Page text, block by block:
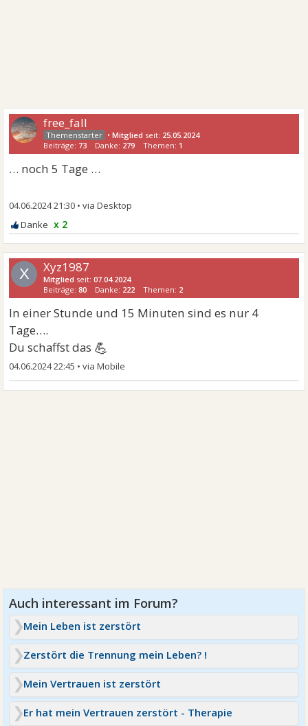
free_fall
•Mitglied seit: 25.05.2024
Beiträge: 73 Danke: 279 Themen: 1
… noch 5 Tage …
04.06.2024 21:30 •
x 2
X Xyz1987
Mitglied seit:07.04.2024
Beiträge:80 Danke: 222 Themen: 2
In einer Stunde und 15 Minuten sind es nur 4
Tage….
Du schaffst das 💪
04.06.2024 22:45 •
Mein Leben ist zerstört
Zerstört die Trennung mein Leben? !
Mein Vertrauen ist zerstört
Er hat mein Vertrauen zerstört - Therapie